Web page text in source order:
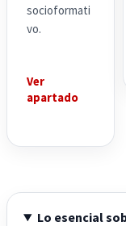
socioformati
vo.
Ver
apartado
Lo esencial